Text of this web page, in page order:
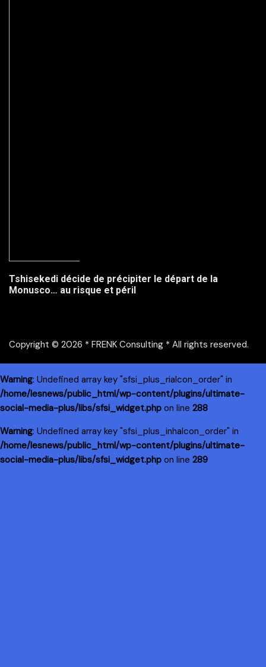
Tshisekedi décide de précipiter le départ de la
Monusco… au risque et péril
Copyright © 2026 * FRENK Consulting * All rights reserved.
Warning: Undefined array key "sfsi_plus_riaIcon_order" in
/home/lesnews/public_html/wp-content/plugins/ultimate-
social-media-plus/libs/sfsi_widget.php on line 288
Warning: Undefined array key "sfsi_plus_inhaIcon_order" in
/home/lesnews/public_html/wp-content/plugins/ultimate-
social-media-plus/libs/sfsi_widget.php on line 289